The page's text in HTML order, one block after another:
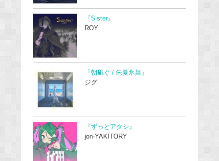
『Sister』
ROY
『朝凪ぐ / 朱夏氷菓』
ジグ
『ずっとアタシ』
jon-YAKITORY